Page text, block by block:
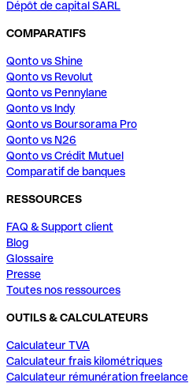
Dépôt de capital SARL
COMPARATIFS
Qonto vs Shine
Qonto vs Revolut
Qonto vs Pennylane
Qonto vs Indy
Qonto vs Boursorama Pro
Qonto vs N26
Qonto vs Crédit Mutuel
Comparatif de banques
RESSOURCES
FAQ & Support client
Blog
Glossaire
Presse
Toutes nos ressources
OUTILS & CALCULATEURS
Calculateur TVA
Calculateur frais kilométriques
Calculateur rémunération freelance